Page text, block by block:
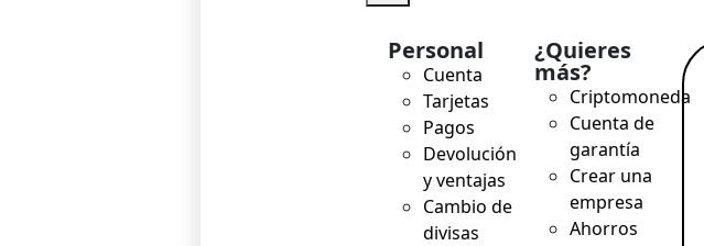
Personal
Cuenta
Tarjetas
Pagos
Devolución
y ventajas
Cambio de
divisas
¿Quieres
más?
Criptomoneda
Cuenta de
garantía
Crear una
empresa
Ahorros